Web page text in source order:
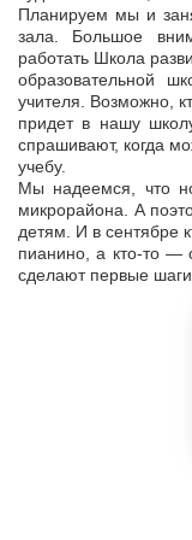
Планируем мы и
зала. Большое
работать Школа
образовательной
учителя. Возможно,
придет в нашу
спрашивают, когда
учебу.
Мы надеемся, что
микрорайона. А
детям. И в сентябре
пианино, а кто-то —
сделают первые